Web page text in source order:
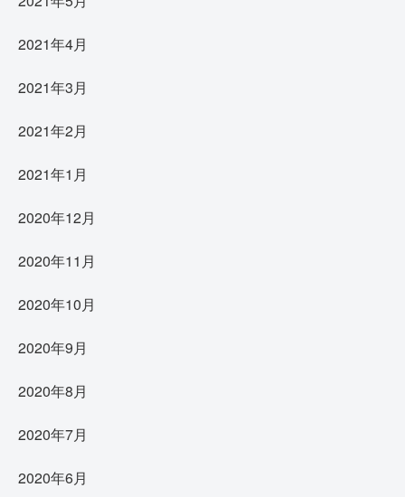
2021年4月
2021年3月
2021年2月
2021年1月
2020年12月
2020年11月
2020年10月
2020年9月
2020年8月
2020年7月
2020年6月